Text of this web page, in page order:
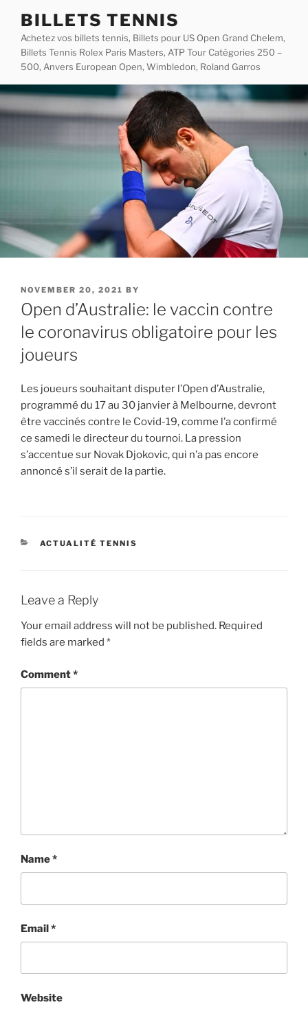
content
BILLETS TENNIS
Achetez vos billets tennis, Billets pour US Open Grand Chelem,
Billets Tennis Rolex Paris Masters, ATP Tour Catégories 250 –
500, Anvers European Open, Wimbledon, Roland Garros
POSTED
ON
NOVEMBER 20, 2021 BY
Open d’Australie: le vaccin contre
le coronavirus obligatoire pour les
joueurs
Les joueurs souhaitant disputer l’Open d’Australie,
programmé du 17 au 30 janvier à Melbourne, devront
être vaccinés contre le Covid-19, comme l’a confirmé
ce samedi le directeur du tournoi. La pression
s’accentue sur Novak Djokovic, qui n’a pas encore
annoncé s’il serait de la partie.
CATEGORIES
ACTUALITÉ TENNIS
Leave a Reply
Your email address will not be published. Required
fields are marked *
Comment*
Name*
Email*
Website